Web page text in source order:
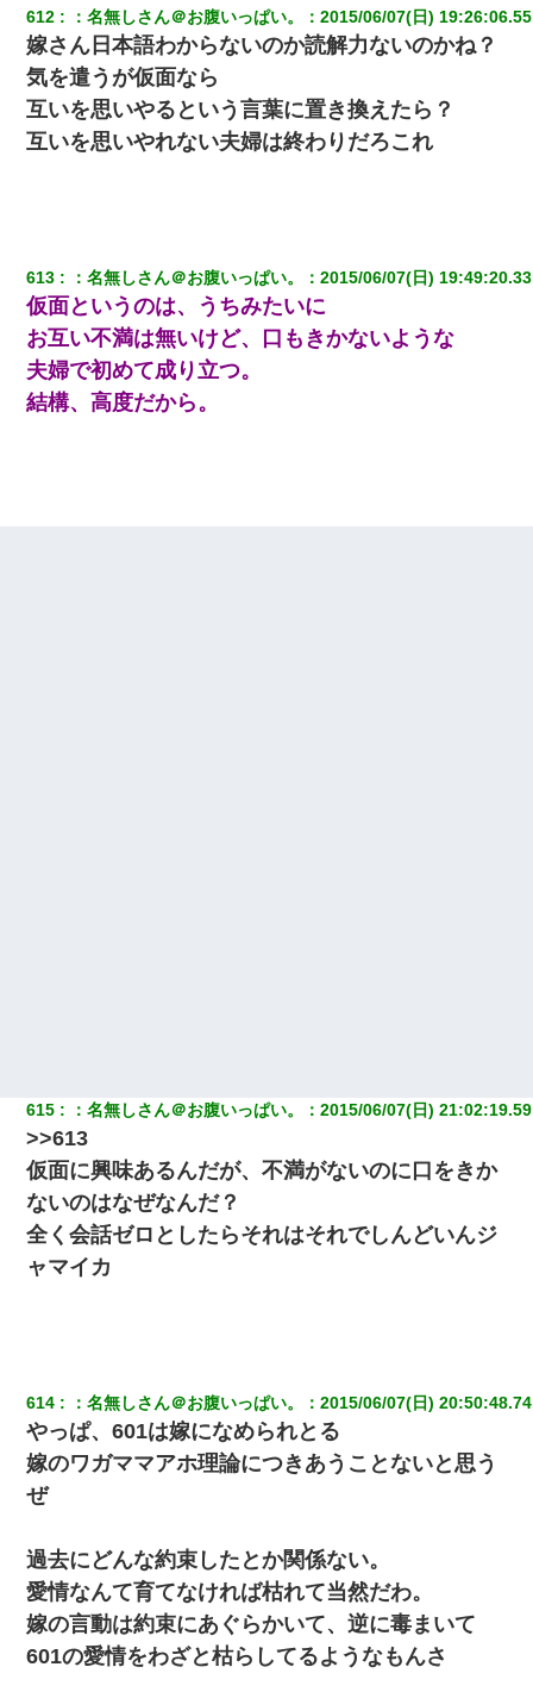
兄の新しい嫁がやらかしすぎて辛い。当たり前のように実家や姪
の幼稚園に来る
デパートの外商『私さんだと名乗る女が、ツケで宝石を買おうと
していて…』私「！？」→ 翌日。ママ友たちの様子が微妙におか
しくなり・・・
612 ：名無しさん＠お腹いっぱい。 ：2015/06/07(日)
嫁さん日本語わからないのか読解力ないのかね？
気を遣うが仮面なら
互いを思いやるという言葉に置き換えたら？
互いを思いやれない夫婦は終わりだろこれ
613 ：名無しさん＠お腹いっぱい。 ：2015/06/07(日)
仮面というのは、うちみたいに
お互い不満は無いけど、口もきかないような
夫婦で初めて成り立つ。
結構、高度だから。
615 ：名無しさん＠お腹いっぱい。 ：2015/06/07(日)
>>613
仮面に興味あるんだが、不満がないのに口をきか
ないのはなぜなんだ？
全く会話ゼロとしたらそれはそれでしんどいんジ
ャマイカ
614 ：名無しさん＠お腹いっぱい。 ：2015/06/07(日)
やっぱ、601は嫁になめられとる
嫁のワガママアホ理論につきあうことないと思う
ぜ
過去にどんな約束したとか関係ない。
愛情なんて育てなければ枯れて当然だわ。
嫁の言動は約束にあぐらかいて、逆に毒まいて
601の愛情をわざと枯らしてるようなもんさ